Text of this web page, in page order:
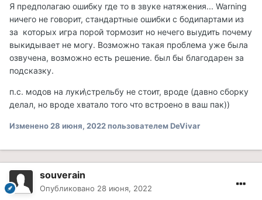
Я предполагаю ошибку где то в звуке натяжения... Warning
ничего не говорит, стандартные ошибки с бодипартами из
за которых игра порой тормозит но нечего выудить почему
выкидывает не могу. Возможно такая проблема уже была
озвучена, возможно есть решение. был бы благодарен за
подсказку.
п.с. модов на луки\стрельбу не стоит, вроде (давно сборку
делал, но вроде хватало того что встроено в ваш пак))
Изменено 28 июня, 2022пользователем DeVivar
souverain
Опубликовано 28 июня, 2022